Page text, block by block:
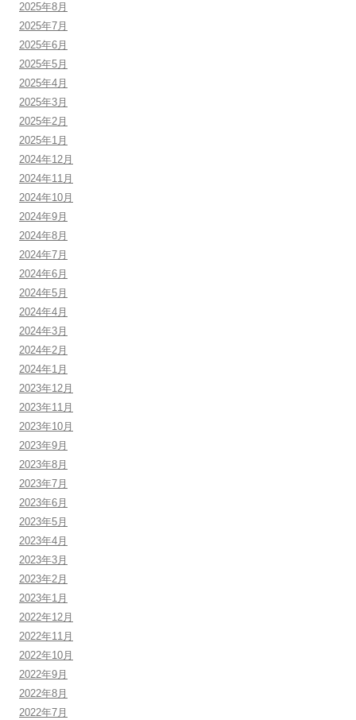
2025年8月
2025年7月
2025年6月
2025年5月
2025年4月
2025年3月
2025年2月
2025年1月
2024年12月
2024年11月
2024年10月
2024年9月
2024年8月
2024年7月
2024年6月
2024年5月
2024年4月
2024年3月
2024年2月
2024年1月
2023年12月
2023年11月
2023年10月
2023年9月
2023年8月
2023年7月
2023年6月
2023年5月
2023年4月
2023年3月
2023年2月
2023年1月
2022年12月
2022年11月
2022年10月
2022年9月
2022年8月
2022年7月